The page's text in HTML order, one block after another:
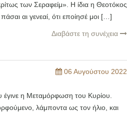
των Σεραφείμ». Η ίδια η Θεοτόκος
αι γενεαί, ότι εποίησέ μοι […]
Διαβάστε τη συνέχεια
06 Αυγούστου 2022
η Μεταμόρφωση του Κυρίου.
λάμποντα ως τον ήλιο, και